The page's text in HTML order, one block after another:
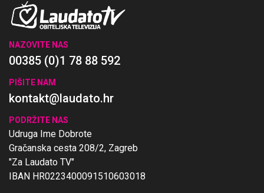
NAZOVITE NAS
00385 (0)1 78 88 592
PIŠITE NAM
kontakt@laudato.hr
PODRŽITE NAS
Udruga Ime Dobrote
Gračanska cesta 208/2, Zagreb
"Za Laudato TV"
IBAN HR0223400091510603018